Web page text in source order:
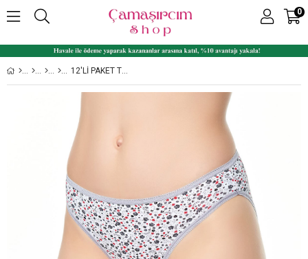
0
12'LI PAKET TUTKU 0813 ÇAĞLA DESENLI BAYAN ELASTAN BIKINI KÜLOT